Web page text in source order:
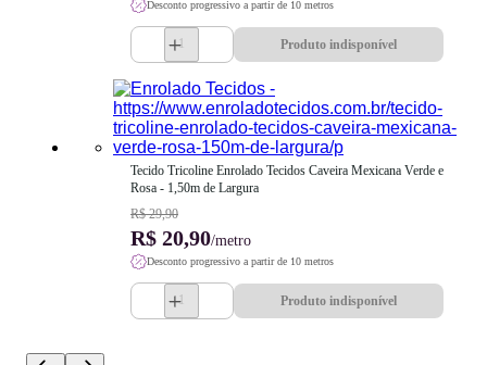
Desconto progressivo a partir de 10 metros
Produto indisponível
Tecido Tricoline Enrolado Tecidos Caveira Mexicana Verde e
Rosa - 1,50m de Largura
R$ 29,90
R$ 20,90/metro
Desconto progressivo a partir de 10 metros
Produto indisponível